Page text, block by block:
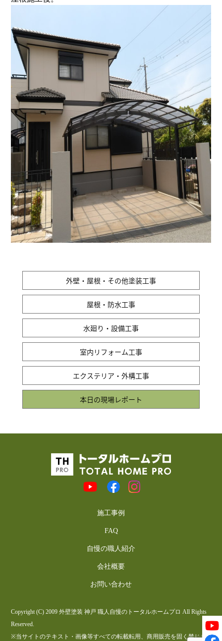
外壁・屋根・その他塗装工事
屋根・防水工事
水廻り・設備工事
室内リフォーム工事
エクステリア・外構工事
本日の現場レポート
施工事例
FAQ
自慢の職人紹介
会社概要
お問い合わせ
Copyright (C) 2009 外壁塗装 神戸 職人自慢のトータルホームプロ All Rights
Reserved.
※当サイトのテキスト・画像等すべての転載転用、商用販売を固く禁じま